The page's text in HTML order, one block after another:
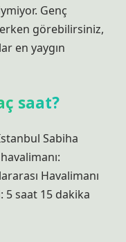
Genç
görebilirsiniz,
en yaygın
saat?
Sabiha
Havalimanı
5 saat 15 dakika